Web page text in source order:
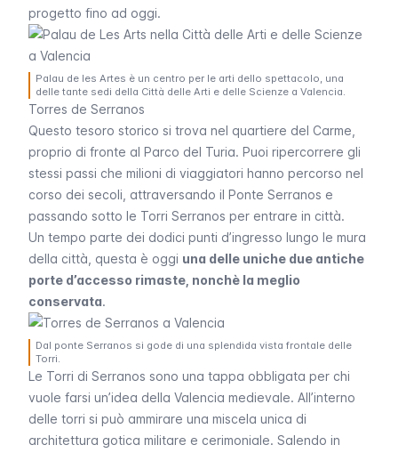
progetto fino ad oggi.
Palau de les Artes è un centro per le arti dello spettacolo, una
delle tante sedi della Città delle Arti e delle Scienze a Valencia.
Torres de Serranos
Questo tesoro storico si trova nel quartiere del Carme
proprio di fronte al Parco del Turia. Puoi ripercorrere gli
stessi passi che milioni di viaggiatori hanno percorso nel
corso dei secoli, attraversando il Ponte Serranos e
passando sotto le Torri Serranos per entrare in città.
Un tempo parte dei dodici punti d’ingresso lungo le mura
della città, questa è oggi una delle uniche due antiche
porte d’accesso rimaste, nonchè la meglio
conservata.
Dal ponte Serranos si gode di una splendida vista frontale delle
Torri.
Le Torri di Serranos sono una tappa obbligata per chi
vuole farsi un’idea della Valencia medievale. All’interno
delle torri si può ammirare una miscela unica di
architettura gotica militare e cerimoniale. Salendo in